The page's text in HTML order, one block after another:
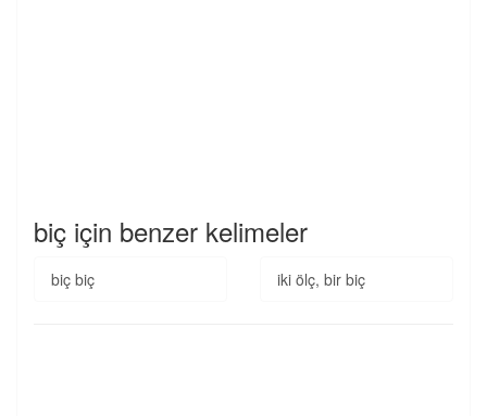
biç için benzer kelimeler
biç biç iki ölç, bir biç